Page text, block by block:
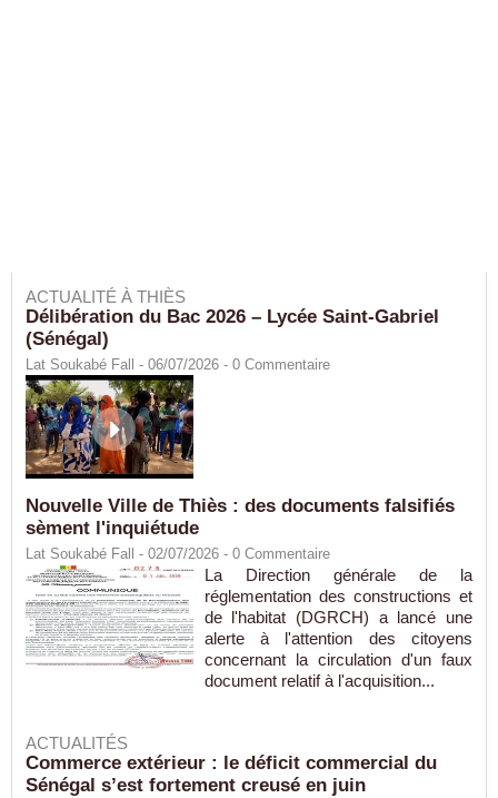
ACTUALITÉ À THIÈS
Délibération du Bac 2026 – Lycée Saint-Gabriel
(Sénégal)
Lat Soukabé Fall - 06/07/2026 - 0 Commentaire
Nouvelle Ville de Thiès : des documents falsifiés
sèment l'inquiétude
Lat Soukabé Fall - 02/07/2026 - 0 Commentaire
La Direction générale de la
réglementation des constructions et
de l'habitat (DGRCH) a lancé une
alerte à l'attention des citoyens
concernant la circulation d'un faux
document relatif à l'acquisition...
ACTUALITÉS
Commerce extérieur : le déficit commercial du
Sénégal s’est fortement creusé en juin